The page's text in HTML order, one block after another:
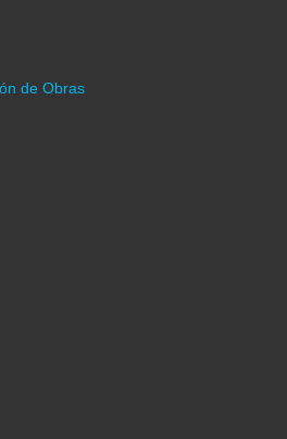
de Obras